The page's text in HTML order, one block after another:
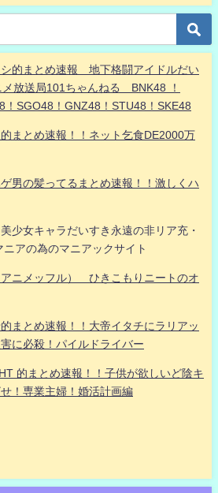
的まとめ速報 地下格闘アイドルだい
放送局101ちゃんねる BNK48 ！
！SGO48！GNZ48！STU48！SKE48
まとめ速報！！ネット乞食DE2000万
男の髪ってるまとめ速報！！激しくハ
少女キャラだいすき永遠の非リア充・
アの為のマニアックサイト
ニメッフル） ひきこもりニートのオ
まとめ速報！！大帝イタチにラリアッ
に必殺！パイルドライバー
的まとめ速報！！子供が欲しいど陰キ
！専業主婦！婚活計画編